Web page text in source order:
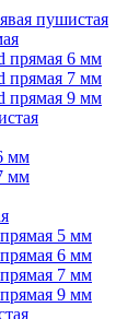
пушистая
прямая 6 мм
прямая 7 мм
прямая 9 мм
мм
мм
5 мм
6 мм
7 мм
9 мм